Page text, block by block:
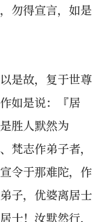
勿得宣言，如是
是故，复于世尊
如是说：『居
胜人默然为
梵志作弟子者，
令于那难陀，作
子，优婆离居士
士！汝默然行，